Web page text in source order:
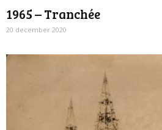
1965 – Tranchée
20 december 2020